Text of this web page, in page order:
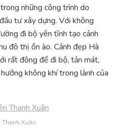
những công trình do
tư xây dựng. Với không
đi bộ yên tĩnh tạo cảnh
đô thị ồn ào. Cảnh đẹp Hà
rất đông để đi bộ, tản mát,
không khí trong lành của
Thanh Xuân